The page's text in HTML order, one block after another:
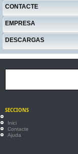
CONTACTE
EMPRESA
DESCARGAS
SECCIONS
Inici
Contacte
Ajuda